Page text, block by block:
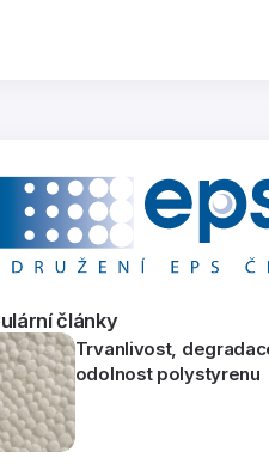
články
Trvanlivost,
odolnost polystyrenu